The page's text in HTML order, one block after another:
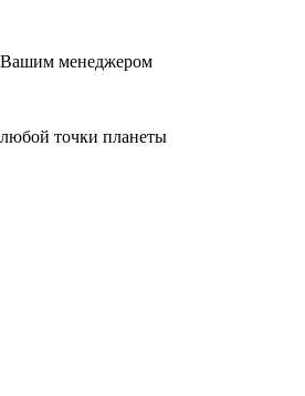
Вашим менеджером
точки планеты